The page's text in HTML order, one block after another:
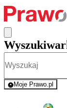
Moje Prawo.pl
- rejestracja i